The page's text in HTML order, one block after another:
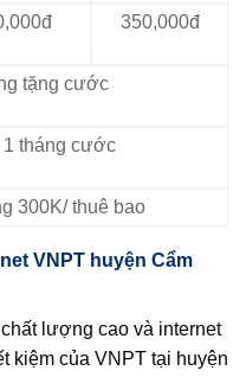
350,000đ
tặng cước
1 tháng cước
300K/ thuê bao
VNPT huyện Cẩm
lượng cao và internet
kiệm của VNPT tại huyện